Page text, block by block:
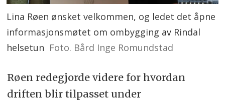
Lina Røen ønsket velkommen, og ledet det åpne
informasjonsmøtet om ombygging av Rindal
helsetun Foto. Bård Inge Romundstad
Røen redegjorde videre for hvordan
driften blir tilpasset under